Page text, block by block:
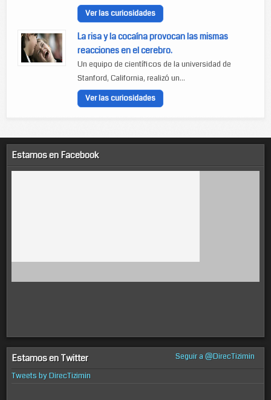
Ver las curiosidades
La risa y la cocaína provocan las mismas
reacciones en el cerebro.
Un equipo de científicos de la universidad de
Stanford, California, realizó un...
Ver las curiosidades
Estamos en Facebook
Estamos en Twitter
Seguir a @DirecTizimin
Tweets by DirecTizimin